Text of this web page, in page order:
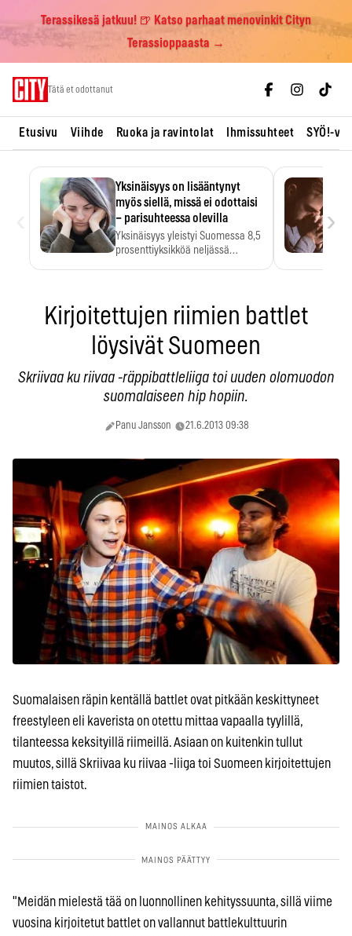
Terassikesä jatkuu! 🍺 Katso parhaat menovinkit Cityn
Terassioppaasta →
Tätä et odottanut
Etusivu Viihde Ruoka ja ravintolat Ihmissuhteet SYÖ!-
Yksinäisyys on lisääntynyt
myös siellä, missä ei odottaisi
– parisuhteessa olevilla
Yksinäisyys yleistyi Suomessa 8,5
prosenttiyksikköä neljässä
›
Kirjoitettujen riimien battlet
löysivät Suomeen
Skriivaa ku riivaa -räppibattleliiga toi uuden olomuodon
suomalaiseen hip hopiin.
Panu Jansson 21.6.2013 09:38
Suomalaisen räpin kentällä battlet ovat pitkään keskittyneet
freestyleen eli kaverista on otettu mittaa vapaalla tyylillä,
tilanteessa keksityillä riimeillä. Asiaan on kuitenkin tullut
muutos, sillä Skriivaa ku riivaa -liiga toi Suomeen kirjoitettujen
riimien taistot.
"Meidän mielestä tää on luonnollinen kehityssuunta, sillä viime
vuosina kirjoitetut battlet on vallannut battlekulttuurin